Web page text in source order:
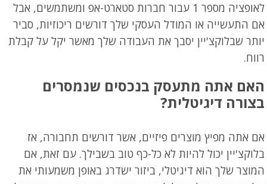
לאופציה מספר 1 עבור חברות סטארט-אפ ומשתמשים, אבל
אם התעשייה או המודל העסקי שלך דורשים ריכוזיות, סביר
יותר שבלוקצ'יין יסבך את העבודה שלך מאשר יקל על קבלת
רווח.
האם אתה מתעסק בנכסים שנמסרים
בצורה דיגיטלית?
אם אתה מפיץ מוצרים פיזיים, אשר דורשים תחבורה, אז
בלוקצ'יין יכול להיות לא כל-כף טוב בשבילך. עם זאת, אם
המוצר שלך הוא דיגיטלי, ביזור ישדרג באופן משמעותי את